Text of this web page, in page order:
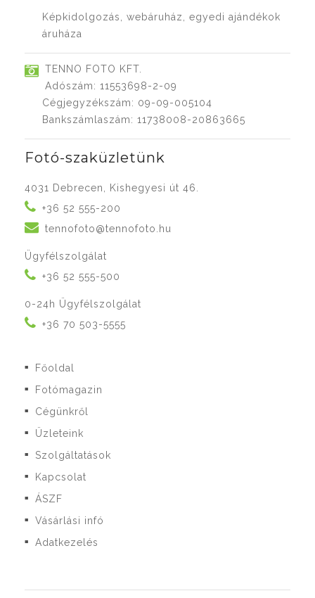
Képkidolgozás, webáruház, egyedi ajándékok
áruháza
TENNO FOTO KFT.
Adószám: 11553698-2-09
Cégjegyzékszám: 09-09-005104
Bankszámlaszám: 11738008-20863665
Fotó-szaküzletünk
4031 Debrecen, Kishegyesi út 46.
+36 52 555-200
tennofoto@tennofoto.hu
Ügyfélszolgálat
+36 52 555-500
0-24h Ügyfélszolgálat
+36 70 503-5555
■ Főoldal
■ Fotómagazin
■ Cégünkről
■ Üzleteink
■ Szolgáltatások
■ Kapcsolat
■ ÁSZF
■ Vásárlási infó
■ Adatkezelés